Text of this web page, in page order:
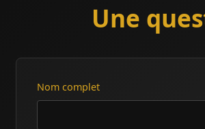
Une
Nom complet